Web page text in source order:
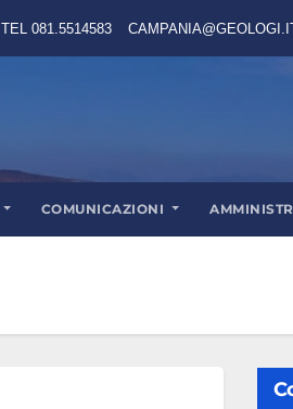
TEL 081.5514583
COMUNICAZIONI